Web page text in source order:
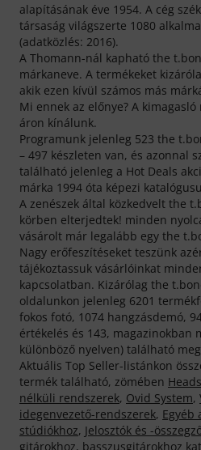
alapításának éve 1954. A cég
társaság világszerte 1080
(adatközlés: 2016).
A Thomann-nál kapható the
márkaneve. A termékeket
akik ezen kívül számos más
Mi ennek az előnye? A
áron kínálunk.
Programunk jelenleg 523 the
– 497 készleten van, és azonnal
található jelenleg a Hot Deals
márka 1994 óta képezi
A zenészek által közkedvelt the
körben elterjedtek! minden
vásárolt már legalább egy the
Nagy erőfeszítéseket teszünk
tájékoztassuk vásárlóinkat
kapcsolatban. Kizárólag the
oldalunkon jelenleg 6201
fokos fotó, 1074 hangzásdemó,
értékelés és 143, magazinokban
különböző nyelven) található
Aktuális Top Seller-listánkon
termék található, zömében
nélküli rendszerek, Ovid System,
idegenvezető-rendszerek, Egyéb
stúdiókhoz, Jelosztók és -
gitárokhoz, basszusgitárokhoz